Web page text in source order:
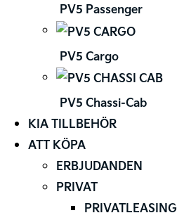
PV5 Passenger
PV5 Cargo
PV5 Chassi-Cab
KIA TILLBEHÖR
ATT KÖPA
ERBJUDANDEN
PRIVAT
PRIVATLEASING